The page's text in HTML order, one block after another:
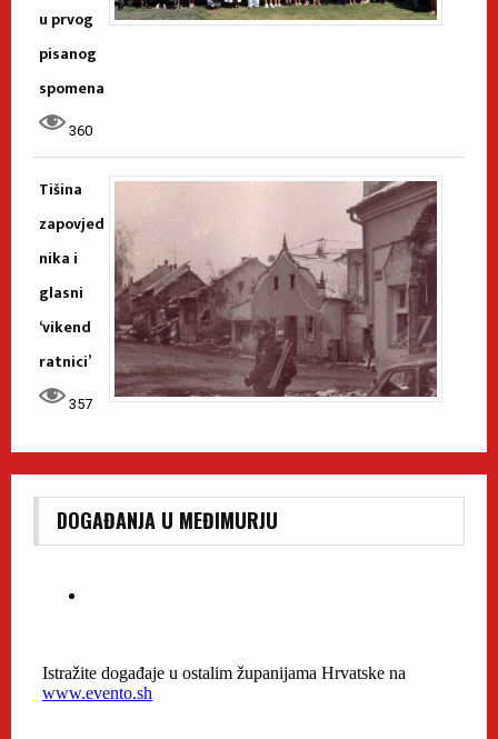
u prvog
pisanog
spomena
360
Tišina
zapovjed
nika i
glasni
‘vikend
ratnici’
357
DOGAĐANJA U MEĐIMURJU